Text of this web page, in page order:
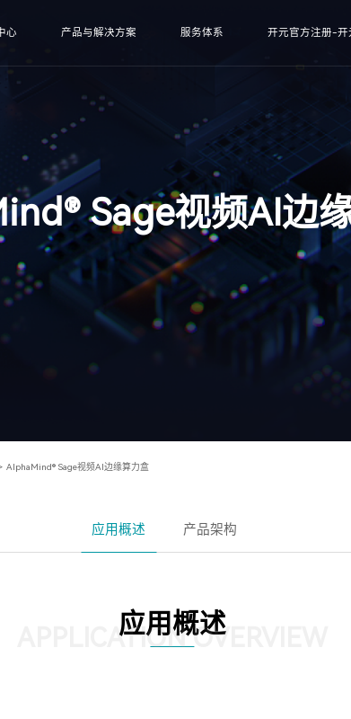
心 产品与解决方案 服务体系 开元官方注册-开
Sage视频AI边
AlphaMind® Sage视频AI边缘算力盒
应用概述 产品架构
应用概述
APPLICATION OVERVIEW